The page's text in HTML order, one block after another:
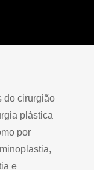
do cirurgião
plástica
por
e